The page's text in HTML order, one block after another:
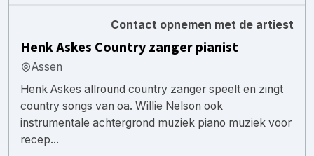
Contact opnemen met de artiest
Henk Askes Country zanger pianist
Assen
Henk Askes allround country zanger speelt en zingt
country songs van oa. Willie Nelson ook
instrumentale achtergrond muziek piano muziek voor
recep...